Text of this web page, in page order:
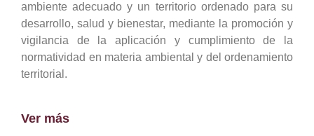
ambiente adecuado y un territorio ordenado para su
desarrollo, salud y bienestar, mediante la promoción y
vigilancia de la aplicación y cumplimiento de la
normatividad en materia ambiental y del ordenamiento
territorial.
Ver más